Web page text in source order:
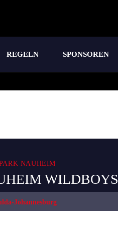
REGELN SPONSOREN
NAUHEIM
WILDBOYS
Johannesburg